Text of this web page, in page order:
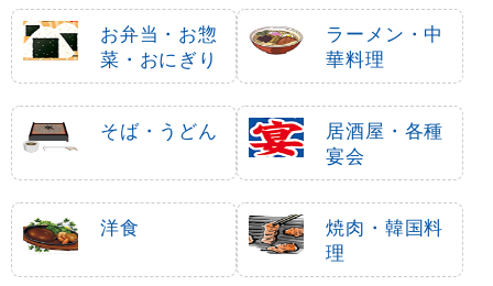
お弁当・お惣
菜・おにぎり
ラーメン・中
華料理
そば・うどん
居酒屋・各種
宴会
洋食
焼肉・韓国料
理